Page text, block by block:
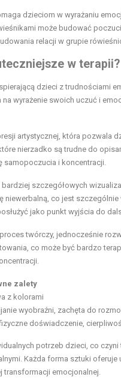
dzieciom w wyrażaniu
może budować
relacji w grupie
w terapii?
dzieci z trudnościami
wyrażenie swoich uczuć i
artystycznej, która pozwala
nierzadko są trudne do
samopoczucia i koncentracji.
szczegółowych
niewerbalną, co jest
jako punkt wyjścia do
twórczy, jednocześnie
co może być bardzo
zalety
z kolorami
wyobraźni, zachęta do
doświadczenie,
potrzeb dzieci, co
Każda forma sztuki
transformacji emocjonalnej.